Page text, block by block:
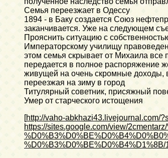
Семья переезжает в Одессу
1894 - в Баку создается Союз
заканчивается. Уже на следующем
Прояснить ситуацию с
Императорскому училищу
этом семья скрывает от Михаила
передается в полное распоряжение
живущей на очень скромные доходы,
переезжая на зиму в город
Титулярный советник, присяжный
Умер от старческого истощения
[http://vaho-abkhazi43.livejournal.com/
https://sites.google.com/view/
%D0%B3%D0%BE%D0%B4%D1%8B/